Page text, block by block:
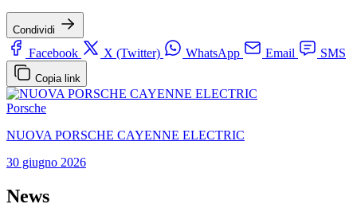
Condividi
Facebook X (Twitter) WhatsApp Email SMS
Copia link
Porsche
NUOVA PORSCHE CAYENNE ELECTRIC
30 giugno 2026
News